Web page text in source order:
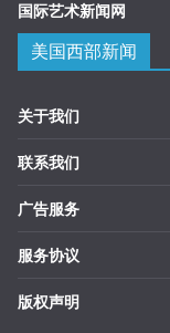
国际艺术新闻网
美国西部新闻
关于我们
联系我们
广告服务
服务协议
版权声明